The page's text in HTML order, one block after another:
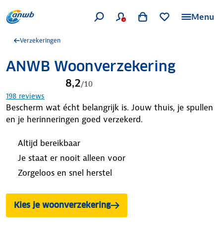
Menu
Verzekeringen
ANWB Woonverzekering
8,2/10
198 reviews
Bescherm wat écht belangrijk is. Jouw thuis, je spullen
en je herinneringen goed verzekerd.
Altijd bereikbaar
Je staat er nooit alleen voor
Zorgeloos en snel herstel
Kies je woonverzekering